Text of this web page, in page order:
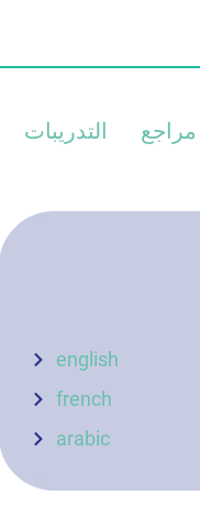
التدريبات مراجع
english
french
arabic